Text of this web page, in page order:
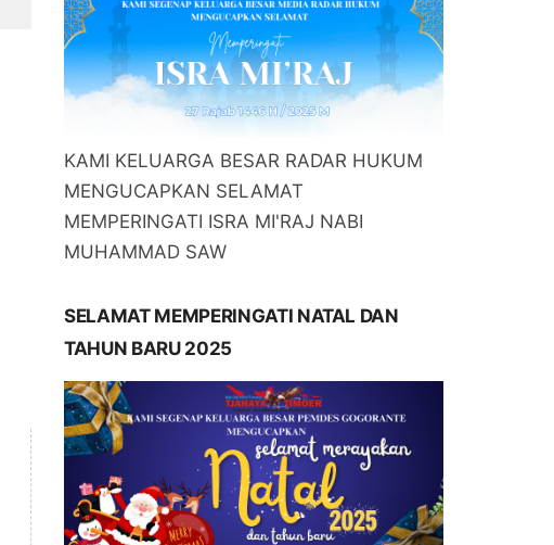
KAMI KELUARGA BESAR RADAR HUKUM
MENGUCAPKAN SELAMAT
MEMPERINGATI ISRA MI'RAJ NABI
MUHAMMAD SAW
SELAMAT MEMPERINGATI NATAL DAN
TAHUN BARU 2025